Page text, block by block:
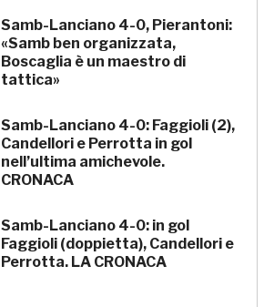
Samb-Lanciano 4-0, Pierantoni:
«Samb ben organizzata,
Boscaglia è un maestro di
tattica»
Samb-Lanciano 4-0: Faggioli (2),
Candellori e Perrotta in gol
nell’ultima amichevole.
CRONACA
Samb-Lanciano 4-0: in gol
Faggioli (doppietta), Candellori e
Perrotta. LA CRONACA